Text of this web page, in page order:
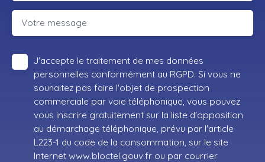
Votre message
J'accepte le traitement de mes données
personnelles conformément au RGPD. Si vous ne
souhaitez pas faire l'objet de prospection
commerciale par voie téléphonique, vous pouvez
vous inscrire gratuitement sur la liste d'opposition
au démarchage téléphonique, prévu par l'article
L223-1 du code de la consommation, sur le site
Internet www.bloctel.gouv.fr ou par courrier